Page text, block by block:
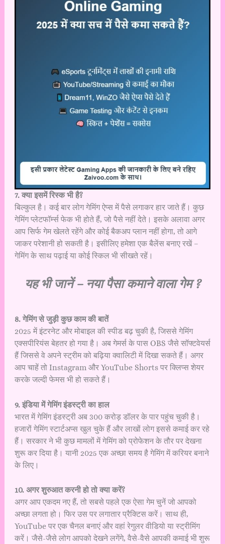
7. क्या इसमें रिस्क भी है?
बिल्कुल है। कई बार लोग गेमिंग ऐप्स में पैसे लगाकर हार जाते हैं। कुछ
गेमिंग प्लेटफॉर्म्स फेक भी होते हैं, जो पैसे नहीं देते। इसके अलावा अगर
आप सिर्फ गेम खेलते रहेंगे और कोई बैकअप प्लान नहीं होगा, तो आगे
जाकर परेशानी हो सकती है। इसीलिए हमेशा एक बैलेंस बनाए रखें –
गेमिंग के साथ पढ़ाई या कोई स्किल भी सीखते रहें।
यह भी जानें – नया पैसा कमाने वाला गेम ?
8. गेमिंग से जुड़ी कुछ काम की बातें
2025 में इंटरनेट और मोबाइल की स्पीड बढ़ चुकी है, जिससे गेमिंग
एक्सपीरियंस बेहतर हो गया है। अब गेमर्स के पास OBS जैसे सॉफ्टवेयर्स
हैं जिससे वे अपने स्ट्रीम को बढ़िया क्वालिटी में दिखा सकते हैं। अगर
आप चाहें तो Instagram और YouTube Shorts पर क्लिप्स शेयर
करके जल्दी फेमस भी हो सकते हैं।
9. इंडिया में गेमिंग इंडस्ट्री का हाल
भारत में गेमिंग इंडस्ट्री अब 300 करोड़ डॉलर के पार पहुंच चुकी है।
हजारों गेमिंग स्टार्टअप्स खुल चुके हैं और लाखों लोग इससे कमाई कर रहे
हैं। सरकार ने भी कुछ मामलों में गेमिंग को प्रोफेशन के तौर पर देखना
शुरू कर दिया है। यानी 2025 एक अच्छा समय है गेमिंग में करियर बनाने
के लिए।
10. अगर शुरुआत करनी हो तो क्या करें?
अगर आप एकदम नए हैं, तो सबसे पहले एक ऐसा गेम चुनें जो आपको
अच्छा लगता हो। फिर उस पर लगातार प्रैक्टिस करें। साथ ही,
YouTube पर एक चैनल बनाएं और वहां रेगुलर वीडियो या स्ट्रीमिंग
करें। जैसे-जैसे लोग आपको देखने लगेंगे, वैसे-वैसे आपकी कमाई भी शुरू